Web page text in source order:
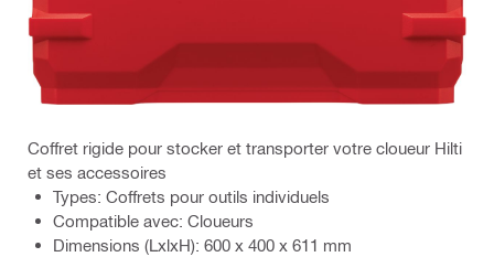
Coffret rigide pour stocker et transporter votre cloueur Hilti
et ses accessoires
Types: Coffrets pour outils individuels
Compatible avec: Cloueurs
Dimensions (LxlxH): 600 x 400 x 611 mm